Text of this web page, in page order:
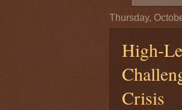
Thursday,
High-
Crisis